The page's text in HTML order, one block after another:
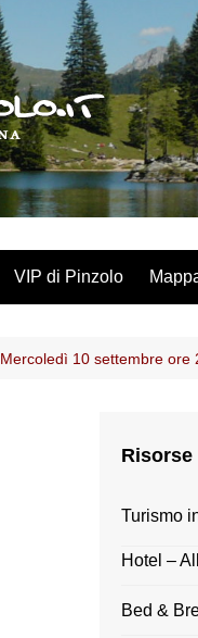
VIP di Pinzolo
10 settembre ore
Risorse
Turismo
Hotel –
Bed &